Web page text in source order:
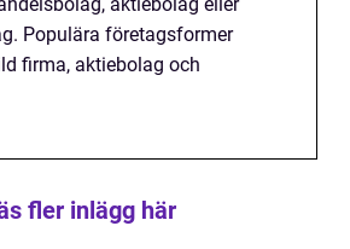
aktiebolag eller
Populära företagsformer
firma, aktiebolag och
fler inlägg här